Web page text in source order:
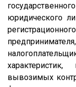
юридического
вывозимых